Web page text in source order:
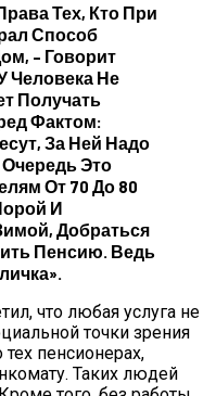
Тех, Кто При
Способ
– Говорит
Человека Не
Получать
Фактом:
За Ней Надо
Это
От 70 До 80
И
Добраться
Пенсию. Ведь
что любая услуга не
точки зрения
пенсионерах,
Таких людей